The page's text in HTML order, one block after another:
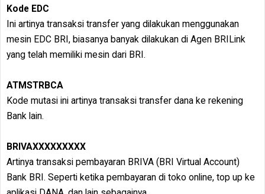
Kode EDC
Ini artinya transaksi transfer yang dilakukan menggunakan
mesin EDC BRI, biasanya banyak dilakukan di Agen BRILink
yang telah memiliki mesin dari BRI.
ATMSTRBCA
Kode mutasi ini artinya transaksi transfer dana ke rekening
Bank lain.
BRIVAXXXXXXXXX
Artinya transaksi pembayaran BRIVA (BRI Virtual Account)
Bank BRI. Seperti ketika pembayaran di toko online, top up ke